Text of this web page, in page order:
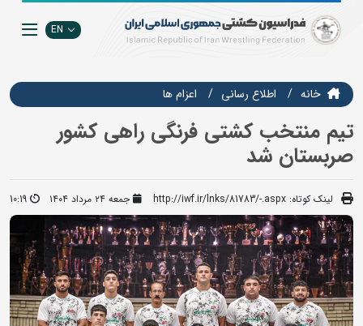
EN
خانه اطلاع رسانی اعزام ها
تیم منتخب کشتی فرنگی راهی کشور
صربستان شد
لینک کوتاه: http://iwf.ir/lnks/81783/-.aspx جمعه ۲۴ مرداد ۱۴۰۴ 10:19